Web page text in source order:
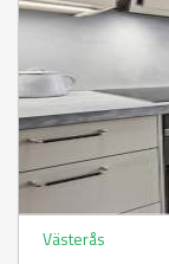
Västerås